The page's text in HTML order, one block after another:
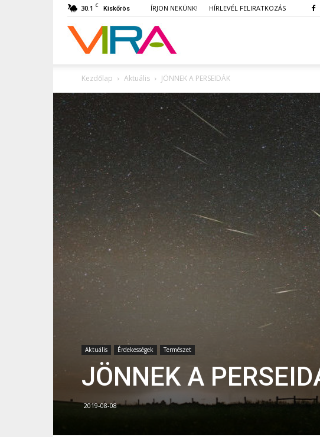
30.1 C Kiskőrös ÍRJON NEKÜNK! HÍRLEVÉL FELIRATKOZÁS
VIRA
Kezdőlap Aktuális JÖNNEK A PERSEIDÁK
Aktuális Érdekességek Természet
JÖNNEK A
2019-08-08